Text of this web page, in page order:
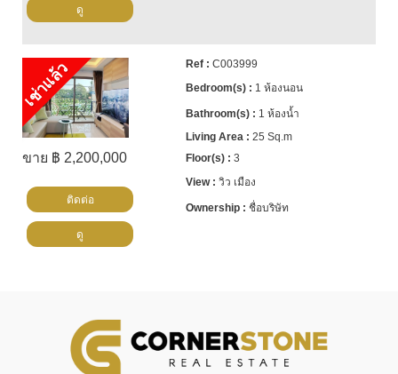
ดู
เช่าแล้ว
ขาย ฿ 2,200,000
C003999
1 ห้องนอน
1 ห้องน้ำ
25 Sq.m
3
วิว เมือง
ชื่อบริษัท
ติดต่อ
ดู